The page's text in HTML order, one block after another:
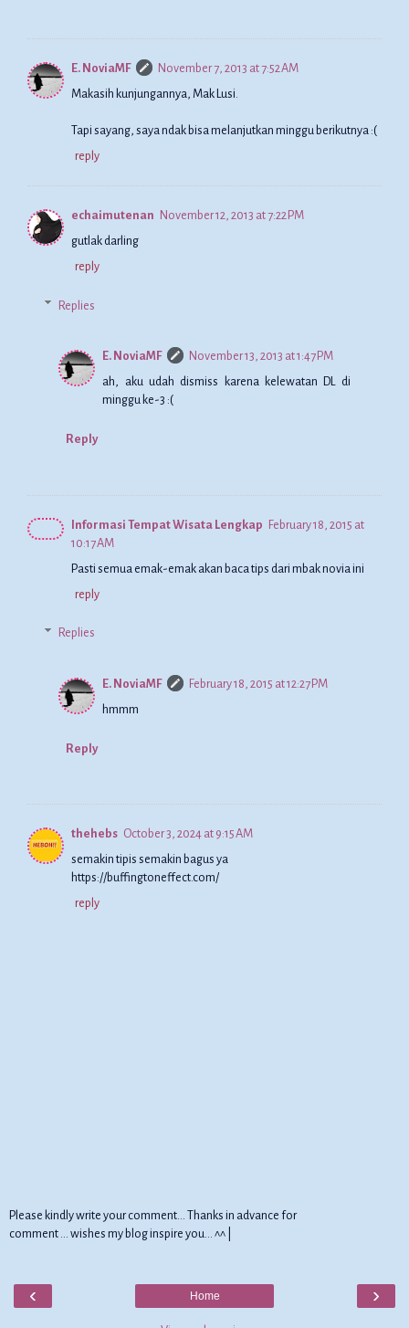
E. NoviaMF
November 7, 2013 at 7:52 AM
Makasih kunjungannya, Mak Lusi.
Tapi sayang, saya ndak bisa melanjutkan minggu berikutnya :(
reply
echaimutenan November 12, 2013 at 7:22 PM
gutlak darling
reply
Replies
E. NoviaMF
November 13, 2013 at 1:47 PM
ah, aku udah dismiss karena kelewatan DL di
minggu ke-3 :(
Reply
Informasi Tempat Wisata Lengkap February 18, 2015 at
10:17 AM
Pasti semua emak-emak akan baca tips dari mbak novia ini
reply
Replies
E. NoviaMF
February 18, 2015 at 12:27 PM
hmmm
Reply
thehebs October 3, 2024 at 9:15 AM
semakin tipis semakin bagus ya
https://buffingtoneffect.com/
reply
Please kindly write your comment... Thanks in advance for
comment ... wishes my blog inspire you... ^^ |
‹ ›
Home